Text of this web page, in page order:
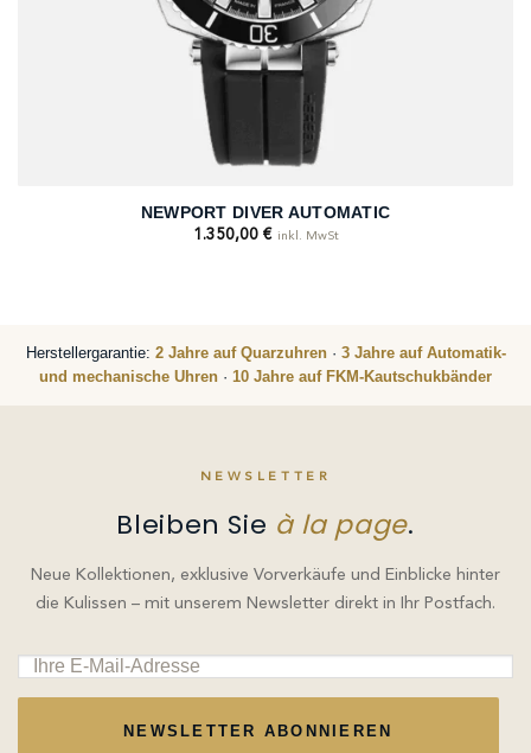
NEWPORT DIVER AUTOMATIC
1.350,00 € inkl. MwSt
Herstellergarantie: 2 Jahre auf Quarzuhren· 3 Jahre auf Automatik-
und mechanische Uhren · 10 Jahre auf FKM-Kautschukbänder
NEWSLETTER
Bleiben Sie à la page.
Neue Kollektionen, exklusive Vorverkäufe und Einblicke hinter
die Kulissen – mit unserem Newsletter direkt in Ihr Postfach.
NEWSLETTER ABONNIEREN